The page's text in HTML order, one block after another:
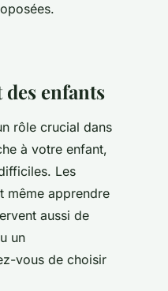
enfants
rôle crucial dans
à votre enfant,
Les
même apprendre
aussi de
un
vous de choisir